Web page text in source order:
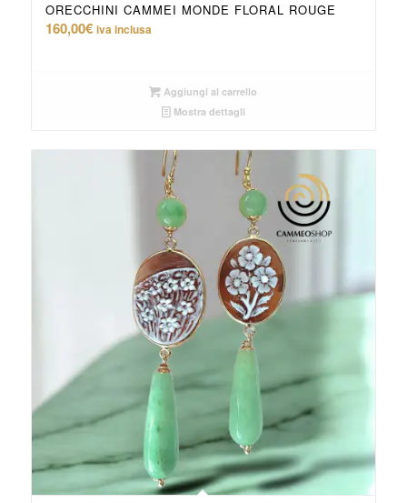
ORECCHINI CAMMEI MONDE FLORAL ROUGE
160,00€ iva inclusa
Aggiungi al carrello
Mostra dettagli